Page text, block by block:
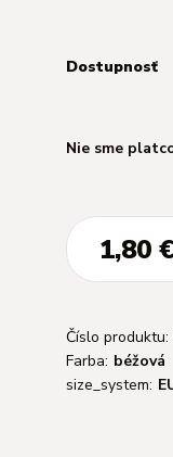
Dostupnosť
Nie sme
1,80 €
Číslo produktu:
Farba: béžová
size_system: